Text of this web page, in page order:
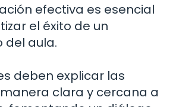
efectiva es esencial
el éxito de un
del aula.
deben explicar las
clara y cercana a